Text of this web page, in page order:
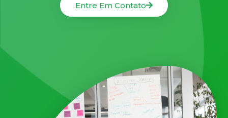
Entre Em Contato